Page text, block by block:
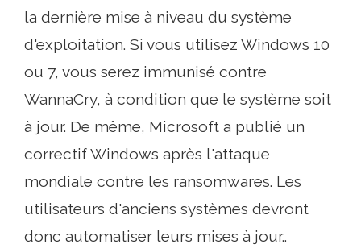
la dernière mise à niveau du système
d'exploitation. Si vous utilisez Windows 10
ou 7, vous serez immunisé contre
WannaCry, à condition que le système soit
à jour. De même, Microsoft a publié un
correctif Windows après l'attaque
mondiale contre les ransomwares. Les
utilisateurs d'anciens systèmes devront
donc automatiser leurs mises à jour..